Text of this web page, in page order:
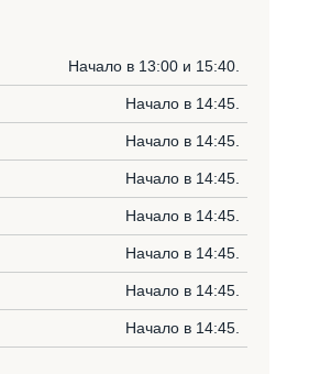
Начало в 13:00 и 15:40.
Начало в 14:45.
Начало в 14:45.
Начало в 14:45.
Начало в 14:45.
Начало в 14:45.
Начало в 14:45.
Начало в 14:45.